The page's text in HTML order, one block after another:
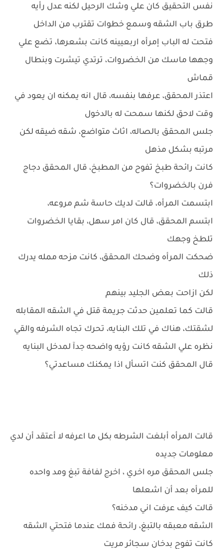
نفس التحقيق كان علي وشك الرحيل لكنه عدل رأيه
طرق باب الشقه وسمع خطوات تقترب من الداخل
فتحت له الباب إمرأه اربعيينه كانت بشعرها، تضع علي
وجهها ماسك من الخضروات، ترتدي تيشرت وبنطال
قماش
اعتذر المحقق، عرفها بنفسه، قال انه يمكنه ان يعود في
وقت لاحق لكنها سمحت له بالدخول
جلس المحقق بالصاله، اثاث متواضع، شقه ضيقه لكن
مرتبه بشكل مذهل
كانت رائحة طبخ تفوح من المطبخ، قال المحقق دجاج
فرن بالخضروات؟
ابتسمت المرأه، قالت لديك حاسة شم مروعه،
ابتسم المحقق، قال كان امر سهل، بقايا الخضروات
تلطخ وجهك
ضحكت المرأه وضحك المحقق، كانت مزحه ممله يدرك
ذلك
لكن ازاحت بعض الجليد بينهم
قالت كما تعلمين حدثت جريمة قتل في الشقه المقابله
لشقتك، هناك في تلك البنايه، تحرك تجاه الشرفه والقي
نظره علي الشقه كانت رؤيه واضحه جدآ لمدخل البنايه
قال المحقق كنت اتسأل اذا يمكنك مساعدتي؟
قالت المرأه أبلغت الشرطه بكل ما اعرفه لا أعتقد أن لدي
معلومات جديده
جلس المحقق مره اخري ، اخرج لفافة تبغ ومد واحده
للمرأه بعد أن اشعلها
قالت كيف عرفت اني مدخنه؟
الشقه معبقه بالتبغ، رائحة فمك عندما فتحتي الشقه
كانت تفوح بدخان سجائر مريت